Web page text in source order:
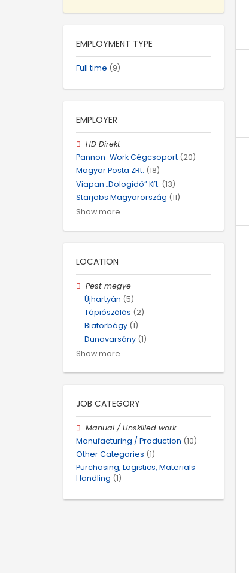
EMPLOYMENT TYPE
Full time (9)
EMPLOYER
HD Direkt
Pannon-Work Cégcsoport (20)
Magyar Posta ZRt. (18)
Viapan „Dologidő” Kft. (13)
Starjobs Magyarország (11)
Show more
LOCATION
Pest megye
Újhartyán (5)
Tápiószőlős (2)
Biatorbágy (1)
Dunavarsány (1)
Show more
JOB CATEGORY
Manual / Unskilled work
Manufacturing / Production (10)
Other Categories (1)
Purchasing, Logistics, Materials
Handling (1)